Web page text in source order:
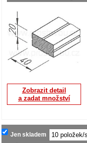
Zobrazit detail
a zadat množství
Jen skladem